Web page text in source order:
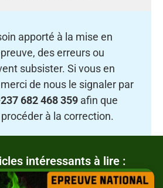
apporté à la mise en
des erreurs ou
subsister. Si vous en
de nous le signaler par
682 468 359 afin que
à la correction.
intéressants à lire :